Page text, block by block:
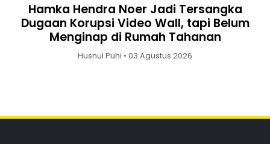
Hamka Hendra Noer Jadi Tersangka
Dugaan Korupsi Video Wall, tapi Belum
Menginap di Rumah Tahanan
Husnul Puhi • 03 Agustus 2026